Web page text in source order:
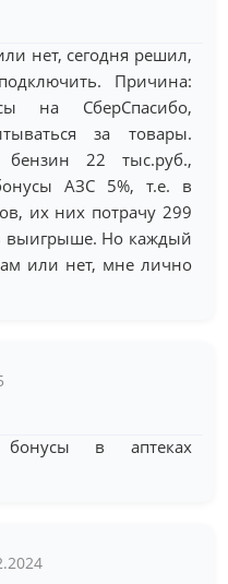
нет, сегодня решил,
Причина:
на СберСпасибо,
за товары.
22 тыс.руб.,
АЗС 5%, т.е. в
их них потрачу 299
выигрыше. Но каждый
или нет, мне лично
бонусы в аптеках